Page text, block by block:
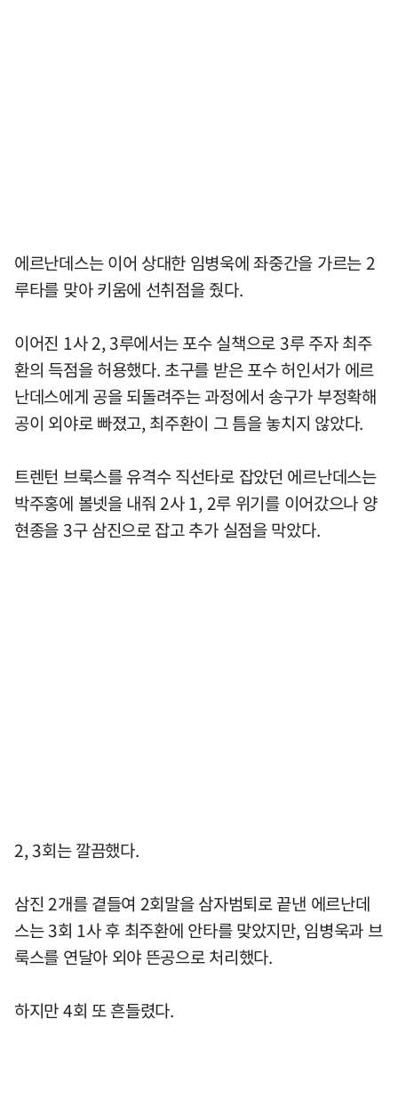
에르난데스는 이어 상대한 임병욱에 좌중간을 가르는 2
루타를 맞아 키움에 선취점을 줬다.
이어진 1사 2, 3루에서는 포수 실책으로 3루 주자 최주
환의 득점을 허용했다. 초구를 받은 포수 허인서가 에르
난데스에게 공을 되돌려주는 과정에서 송구가 부정확해
공이 외야로 빠졌고, 최주환이 그 틈을 놓치지 않았다.
트렌턴 브룩스를 유격수 직선타로 잡았던 에르난데스는
박주홍에 볼넷을 내줘 2사 1, 2루 위기를 이어갔으나 양
현종을 3구 삼진으로 잡고 추가 실점을 막았다.
2, 3회는 깔끔했다.
삼진 2개를 곁들여 2회말을 삼자범퇴로 끝낸 에르난데
스는 3회 1사 후 최주환에 안타를 맞았지만, 임병욱과 브
룩스를 연달아 외야 뜬공으로 처리했다.
하지만 4회 또 흔들렸다.